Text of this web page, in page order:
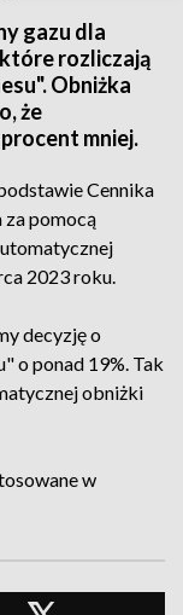
gazu dla
rozliczają
Obniżka
że
mniej.
Cennika
za pomocą
2023 roku.
decyzję o
o ponad 19%. Tak
obniżki
w